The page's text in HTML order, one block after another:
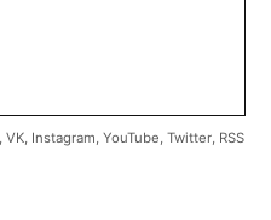
VK, Instagram, YouTube, Twitter, RSS